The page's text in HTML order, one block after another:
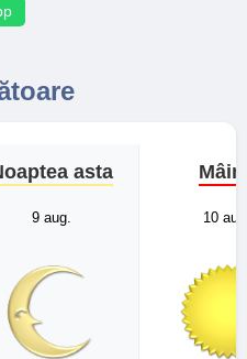
asta
9 aug. 10